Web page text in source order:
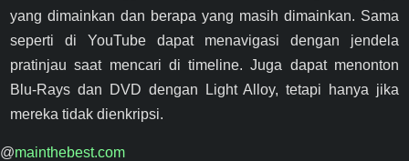
yang dimainkan dan berapa yang masih dimainkan. Sama
seperti di YouTube dapat menavigasi dengan jendela
pratinjau saat mencari di timeline. Juga dapat menonton
Blu-Rays dan DVD dengan Light Alloy, tetapi hanya jika
mereka tidak dienkripsi.
@mainthebest.com